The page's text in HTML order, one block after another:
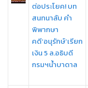
ต่อประโยค! บท
สนทนาลับ คำ
พิพากษา
คดี‘อนุรักษ์’เรียก
เงิน 5 ล.อธิบดี
กรมฯน้ำบาดาล